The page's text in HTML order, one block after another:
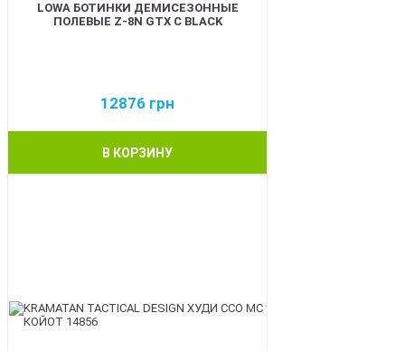
LOWA БОТИНКИ ДЕМИСЕЗОННЫЕ
ПОЛЕВЫЕ Z-8N GTX C BLACK
12876 грн
В КОРЗИНУ